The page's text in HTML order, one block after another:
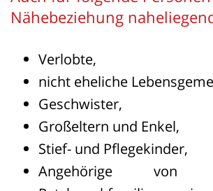
Nähebeziehung
Verlobte,
nicht eheliche
Geschwister,
Großeltern und Enkel,
Stief- und Pflegekinder,
Angehörige von